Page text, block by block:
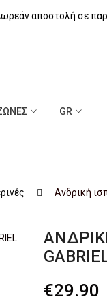
αποστολή σε
GR
Aνδρική
€29.90